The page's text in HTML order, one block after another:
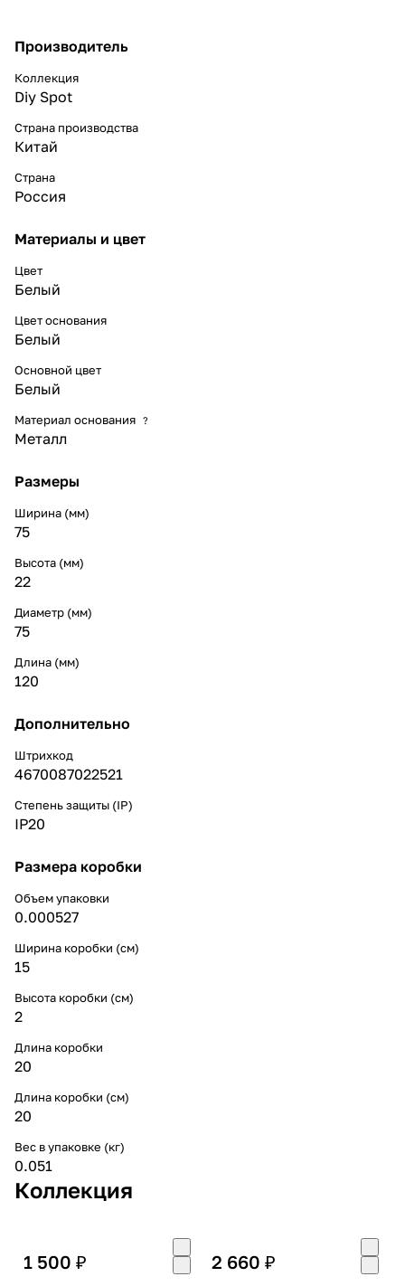
Производитель
Коллекция
Diy Spot
Страна производства
Китай
Страна
Россия
Материалы и цвет
Цвет
Белый
Цвет основания
Белый
Основной цвет
Белый
Материал основания ?
Металл
Размеры
Ширина (мм)
75
Высота (мм)
22
Диаметр (мм)
75
Длина (мм)
120
Дополнительно
Штрихкод
4670087022521
Степень защиты (IP)
IP20
Размера коробки
Объем упаковки
0.000527
Ширина коробки (см)
15
Высота коробки (см)
2
Длина коробки
20
Длина коробки (см)
20
Вес в упаковке (кг)
0.051
Коллекция
1 500 ₽ 2 660 ₽